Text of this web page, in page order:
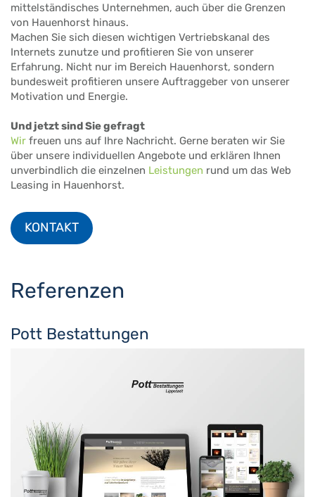
mittelständisches Unternehmen, auch über die Grenzen
von Hauenhorst hinaus.
Machen Sie sich diesen wichtigen Vertriebskanal des
Internets zunutze und profitieren Sie von unserer
Erfahrung. Nicht nur im Bereich Hauenhorst, sondern
bundesweit profitieren unsere Auftraggeber von unserer
Motivation und Energie.
Und jetzt sind Sie gefragt
Wir freuen uns auf Ihre Nachricht. Gerne beraten wir Sie
über unsere individuellen Angebote und erklären Ihnen
unverbindlich die einzelnen Leistungen rund um das Web
Leasing in Hauenhorst.
KONTAKT
Referenzen
Pott Bestattungen